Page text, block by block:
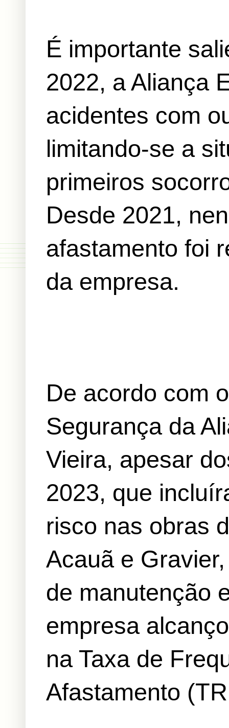
É importante
2022, a Aliança
acidentes com
limitando-se a
primeiros
Desde 2021,
afastamento foi
da empresa.
De acordo com
Segurança da
Vieira, apesar
2023, que
risco nas obras
Acauã e
de manutenção
empresa
na Taxa de
Afastamento